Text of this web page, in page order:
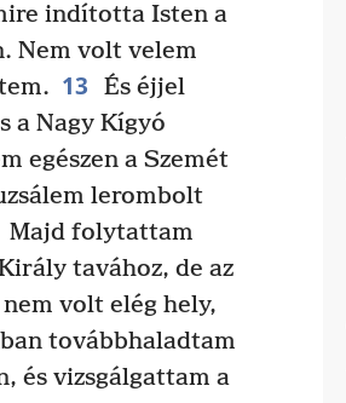
indította Isten a
Nem volt velem
13
És éjjel
a Nagy Kígyó
egészen a Szemét
lerombolt
Majd folytattam
tavához, de az
volt elég hely,
továbbhaladtam
és vizsgálgattam a